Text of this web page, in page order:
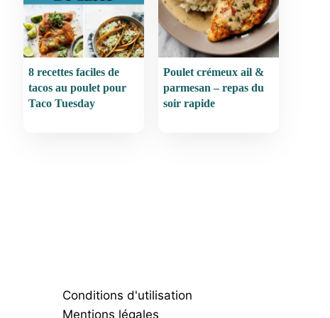
8 recettes faciles de
tacos au poulet pour
Taco Tuesday
Poulet crémeux ail &
parmesan – repas du
soir rapide
Conditions d'utilisation
Mentions légales